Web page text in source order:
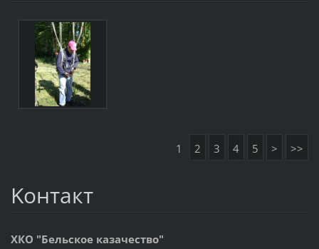
1 2 3 4 5 > >>
Koнтакт
ХКО "Бельское казачество"